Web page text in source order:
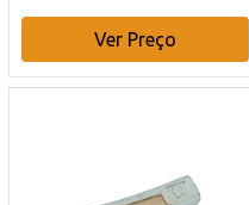
Ver Preço